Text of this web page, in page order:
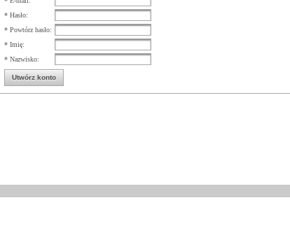
* Hasło:
* Powtórz hasło:
* Imię:
* Nazwisko:
Utwórz konto